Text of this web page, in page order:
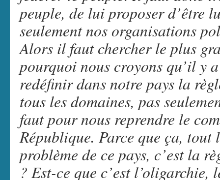
peuple, de lui proposer d’être
seulement nos organisations
Alors il faut chercher le plus
pourquoi nous croyons qu’il y
redéfinir dans notre pays la
tous les domaines, pas
faut pour nous reprendre le
République. Parce que ça,
problème de ce pays, c’est la
? Est-ce que c’est